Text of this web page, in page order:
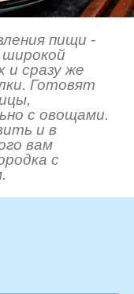
пищи -
и сразу же
Готовят
с овощами.
и в
вам
с